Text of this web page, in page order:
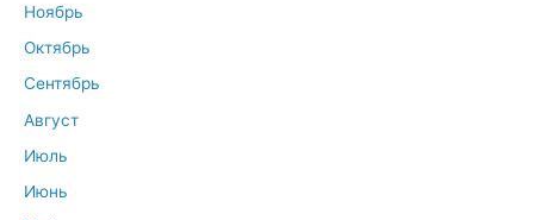
Ноябрь
Октябрь
Сентябрь
Август
Июль
Июнь